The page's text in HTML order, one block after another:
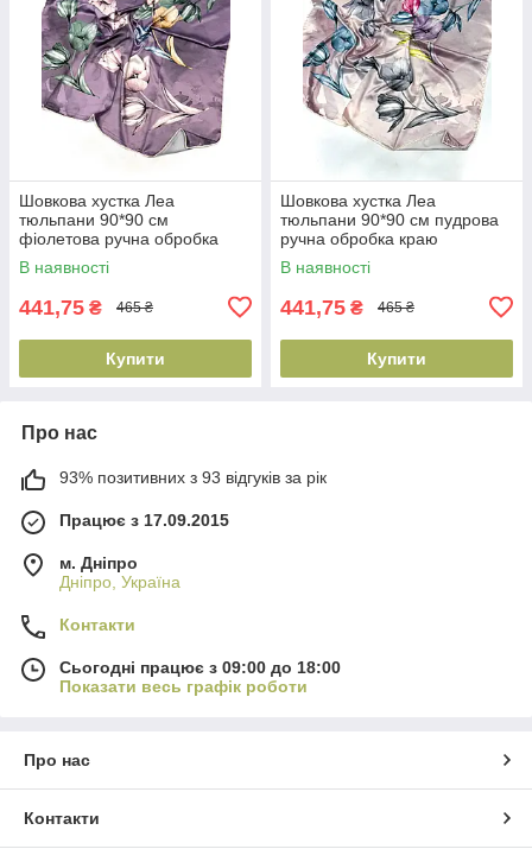
Шовкова хустка Леа
тюльпани 90*90 см
фіолетова ручна обробка
краю
В наявності
441,75 ₴ 465 ₴
Купити
Шовкова хустка Леа
тюльпани 90*90 см пудрова
ручна обробка краю
В наявності
441,75 ₴ 465 ₴
Купити
Про нас
93% позитивних з 93 відгуків за рік
Працює з 17.09.2015
м. Дніпро
Дніпро, Україна
Контакти
Сьогодні працює з 09:00 до 18:00
Показати весь графік роботи
Про нас
Контакти